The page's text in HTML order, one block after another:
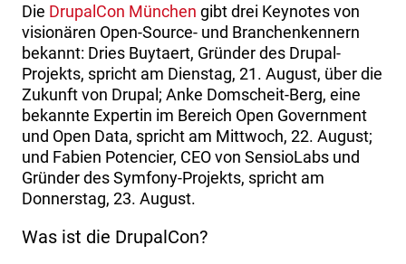
Die DrupalCon München gibt drei Keynotes von
visionären Open-Source- und Branchenkennern
bekannt: Dries Buytaert, Gründer des Drupal-
Projekts, spricht am Dienstag, 21. August, über die
Zukunft von Drupal; Anke Domscheit-Berg, eine
bekannte Expertin im Bereich Open Government
und Open Data, spricht am Mittwoch, 22. August;
und Fabien Potencier, CEO von SensioLabs und
Gründer des Symfony-Projekts, spricht am
Donnerstag, 23. August.
Was ist die DrupalCon?